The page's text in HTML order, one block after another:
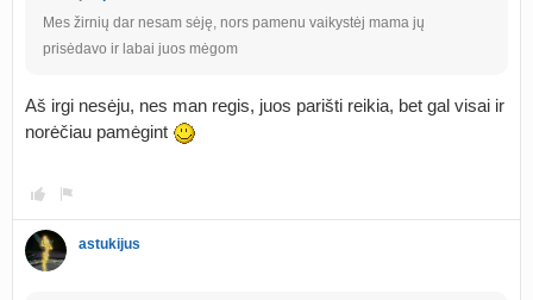
Mes žirnių dar nesam sėję, nors pamenu vaikystėj mama jų
prisėdavo ir labai juos mėgom
Aš irgi nesėju, nes man regis, juos parišti reikia, bet gal visai ir
norėčiau pamėgint
astukijus